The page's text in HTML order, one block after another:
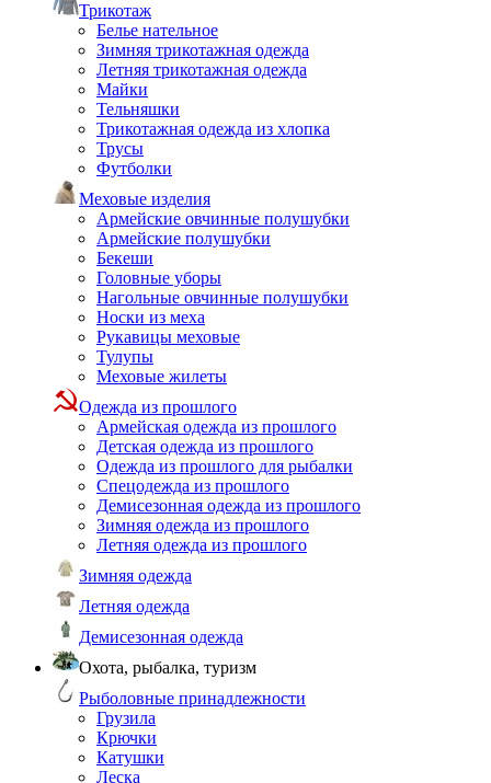
Трикотаж
Белье нательное
Зимняя трикотажная одежда
Летняя трикотажная одежда
Майки
Тельняшки
Трикотажная одежда из хлопка
Трусы
Футболки
Меховые изделия
Армейские овчинные полушубки
Армейские полушубки
Бекеши
Головные уборы
Нагольные овчинные полушубки
Носки из меха
Рукавицы меховые
Тулупы
Меховые жилеты
Одежда из прошлого
Армейская одежда из прошлого
Детская одежда из прошлого
Одежда из прошлого для рыбалки
Спецодежда из прошлого
Демисезонная одежда из прошлого
Зимняя одежда из прошлого
Летняя одежда из прошлого
Зимняя одежда
Летняя одежда
Демисезонная одежда
Охота, рыбалка, туризм
Рыболовные принадлежности
Грузила
Крючки
Катушки
Леска